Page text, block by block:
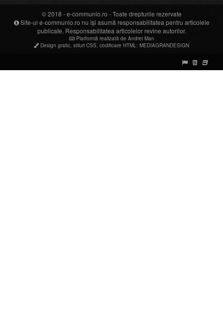
© 2018 -e-communio.ro - Toate drepturile rezervate
Site-ul e-communio.ro nu își asumă responsabilitatea pentru articolele
publicate. Responsabilitatea articolelor revine autorilor.
Platformă realizată de Andrei Man
Design grafic stiluri CSS codificare HTML : MEDIAGRANDESIGN